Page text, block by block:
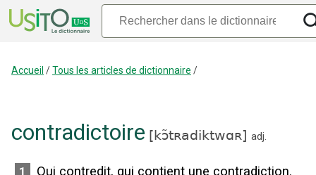
Accueil /Tous les articles de dictionnaire /
contradictoire [kɔ̃tʀadiktwɑʀ] adj.
1
Qui contredit, qui contient une contradiction.